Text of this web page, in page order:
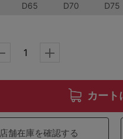
D65 D70 D75
カート
店舗在庫を確認する